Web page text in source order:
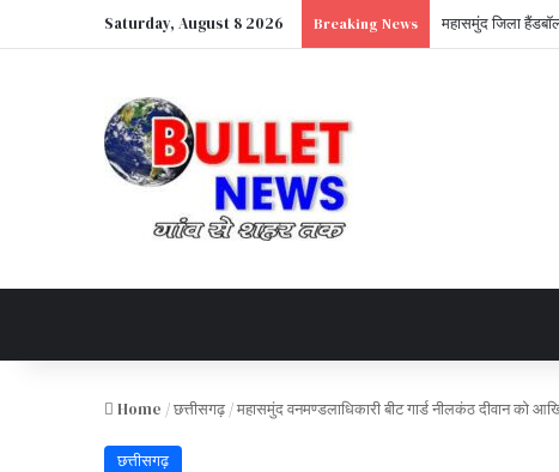
Saturday, August 8 2026 Breaking News
Home /छत्तीसगढ़ /महासमुंद वनमण्डलाधिकारी बीट गार्ड नीलकंठ दीवान को
छत्तीसगढ़